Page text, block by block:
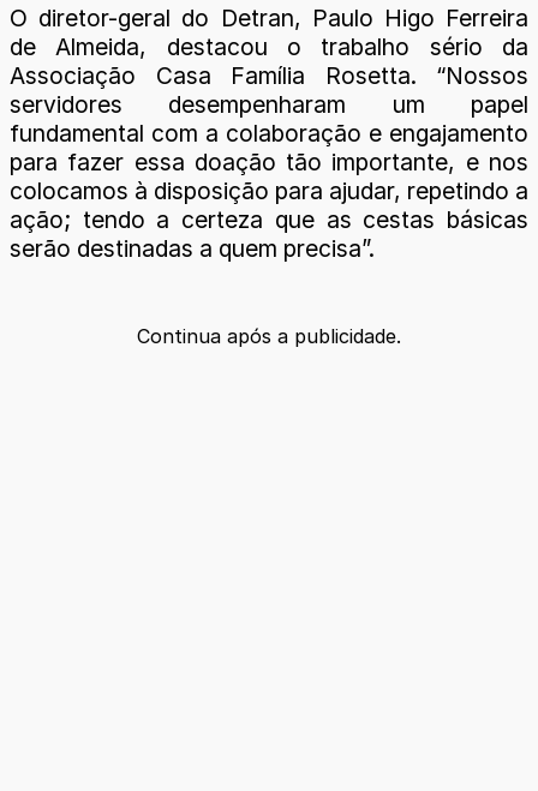
O diretor-geral do Detran, Paulo Higo Ferreira
de Almeida, destacou o trabalho sério da
Associação Casa Família Rosetta. “Nossos
servidores desempenharam um papel
fundamental com a colaboração e engajamento
para fazer essa doação tão importante, e nos
colocamos à disposição para ajudar, repetindo a
ação; tendo a certeza que as cestas básicas
serão destinadas a quem precisa”.
Continua após a publicidade.